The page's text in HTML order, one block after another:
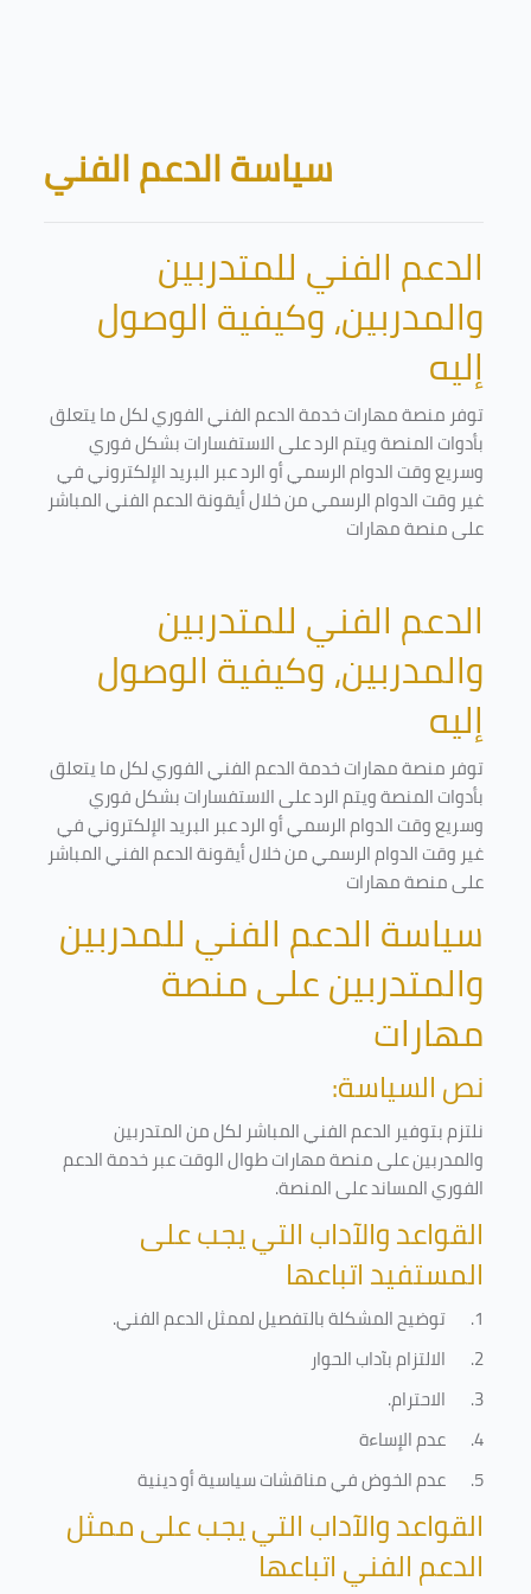
Blocks
سياسة الدعم الفني
الدعم الفني للمتدربين
والمدربين، وكيفية الوصول
إليه
توفر منصة مهارات خدمة الدعم الفني الفوري لكل ما يتعلق
بأدوات المنصة ويتم الرد على الاستفسارات بشكل فوري
وسريع وقت الدوام الرسمي أو الرد عبر البريد الإلكتروني في
غير وقت الدوام الرسمي من خلال أيقونة الدعم الفني المباشر
على منصة مهارات
الدعم الفني للمتدربين
والمدربين، وكيفية الوصول
إليه
توفر منصة مهارات خدمة الدعم الفني الفوري لكل ما يتعلق
بأدوات المنصة ويتم الرد على الاستفسارات بشكل فوري
وسريع وقت الدوام الرسمي أو الرد عبر البريد الإلكتروني في
غير وقت الدوام الرسمي من خلال أيقونة الدعم الفني المباشر
على منصة مهارات
سياسة الدعم الفني للمدربين
والمتدربين على منصة
مهارات
نص السياسة:
نلتزم بتوفير الدعم الفني المباشر لكل من المتدربين
والمدربين على منصة مهارات طوال الوقت عبر خدمة الدعم
الفوري المساند على المنصة.
القواعد والآداب التي يجب على
المستفيد اتباعها
1. توضيح المشكلة بالتفصيل لممثل الدعم الفني.
2.
الالتزام بآداب الحوار
3.
الاحترام.
4.
عدم الإساءة
5.
عدم الخوض في مناقشات سياسية أو دينية
القواعد والآداب التي يجب على ممثل
الدعم الفني اتباعها